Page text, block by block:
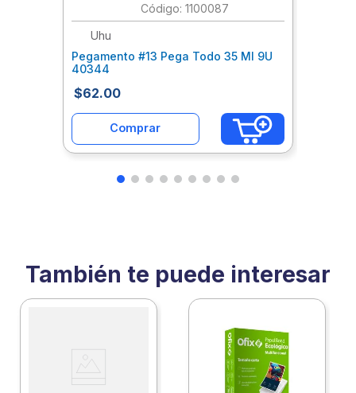
: 1100087
Uhu
Pegamento #13 Pega Todo 35 Ml 9U
40344
$62.00
Comprar
También te puede interesar